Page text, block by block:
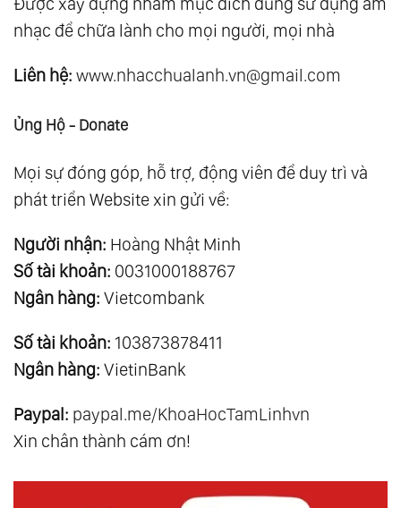
nhạc để chữa lành cho mọi người, mọi nhà
Liên hệ: www.nhacchualanh.vn@gmail.com
Ủng Hộ - Donate
Mọi sự đóng góp, hỗ trợ, động viên để duy trì và
phát triển Website xin gửi về:
Người nhận: Hoàng Nhật Minh
Số tài khoản: 0031000188767
Ngân hàng: Vietcombank
Số tài khoản: 103873878411
Ngân hàng: VietinBank
Paypal: paypal.me/KhoaHocTamLinhvn
Xin chân thành cám ơn!